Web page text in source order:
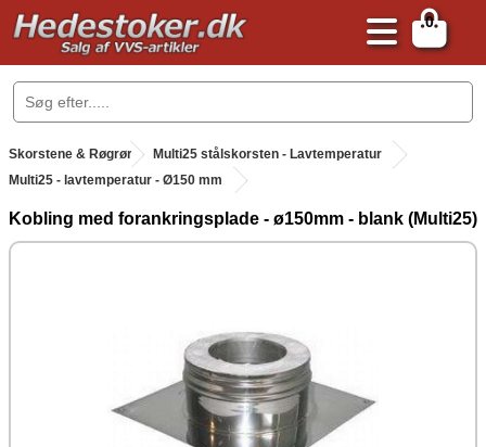
0
.
Skorstene & Røgrør .
Multi25 stålskorsten - Lavtemperatur
Multi25 - lavtemperatur - Ø150 mm
Kobling med forankringsplade - ø150mm - blank (Multi25)